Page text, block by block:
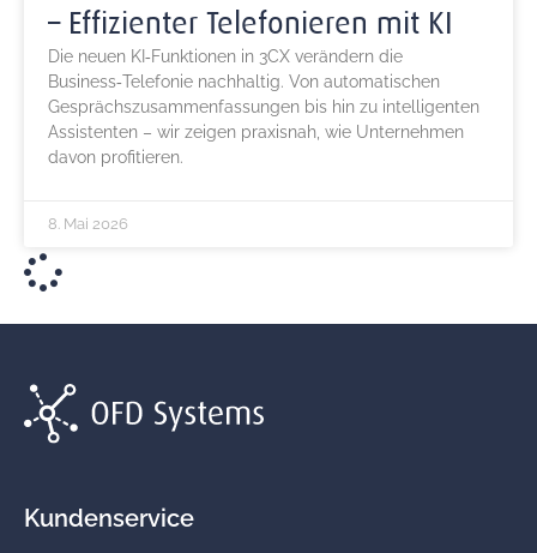
– Effizienter Telefonieren mit KI
Die neuen KI‑Funktionen in 3CX verändern die
Business‑Telefonie nachhaltig. Von automatischen
Gesprächszusammenfassungen bis hin zu intelligenten
Assistenten – wir zeigen praxisnah, wie Unternehmen
davon profitieren.
8. Mai 2026
Kundenservice